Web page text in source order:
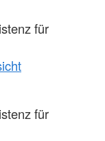
für
für